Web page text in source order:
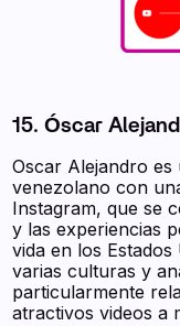
15. Óscar
Oscar Alejandro
venezolano con
Instagram, que se
y las experiencias
vida en los
varias culturas y
particularmente
atractivos videos a